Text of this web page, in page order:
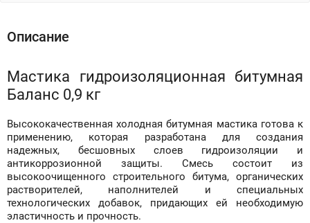
Описание
Мастика гидроизоляционная битумная
Баланс 0,9 кг
Высококачественная холодная битумная мастика готова к
применению, которая разработана для создания
надежных, бесшовных слоев гидроизоляции и
антикоррозионной защиты. Смесь состоит из
высокоочищенного строительного битума, органических
растворителей, наполнителей и специальных
технологических добавок, придающих ей необходимую
эластичность и прочность.